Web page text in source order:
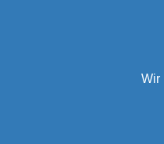
Wir